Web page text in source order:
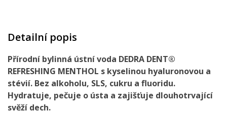
Detailní popis
Přírodní bylinná ústní voda DEDRA DENT®
REFRESHING MENTHOL s kyselinou hyaluronovou a
stévií. Bez alkoholu, SLS, cukru a fluoridu.
Hydratuje, pečuje o ústa a zajišťuje dlouhotrvající
svěží dech.